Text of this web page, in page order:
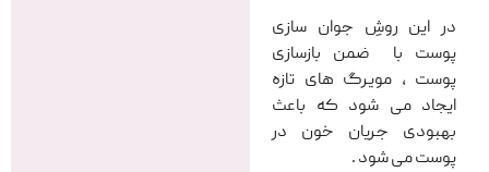
در این روشِ جوان سازی
پوست با ضمن بازسازی
پوست ، مویرگ های تازه
ایجاد می شود که باعث
بهبودی جریان خون در
پوست می شود .